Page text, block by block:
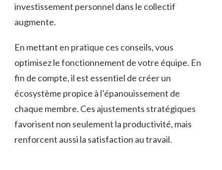
investissement personnel dans le collectif
augmente.
En mettant en pratique ces conseils, vous
optimisez le fonctionnement de votre équipe. En
fin de compte, il est essentiel de créer un
écosystème propice à l’épanouissement de
chaque membre. Ces ajustements stratégiques
favorisent non seulement la productivité, mais
renforcent aussi la satisfaction au travail.